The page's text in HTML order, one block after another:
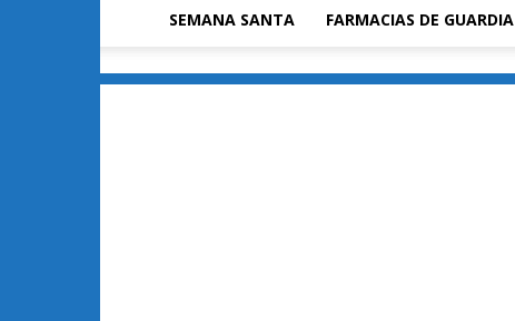
SEMANA SANTA FARMACIAS DE GUARDIA